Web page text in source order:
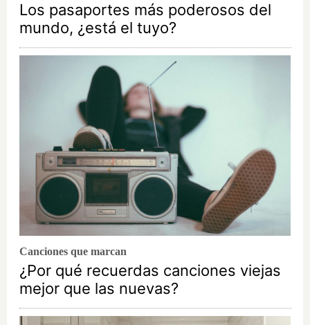
Los pasaportes más poderosos del
mundo, ¿está el tuyo?
Canciones que marcan
¿Por qué recuerdas canciones viejas
mejor que las nuevas?